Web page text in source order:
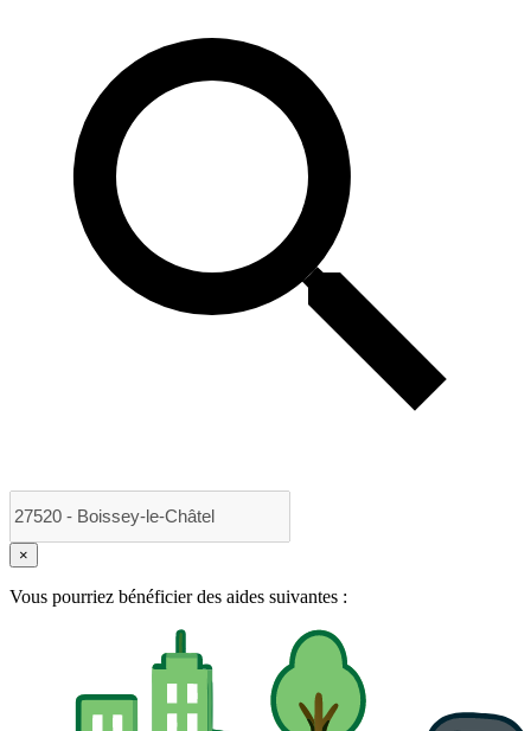
×
Vous pourriez bénéficier des aides suivantes :